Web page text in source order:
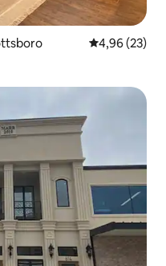
Évaluation
4,96 (23)
appréciés